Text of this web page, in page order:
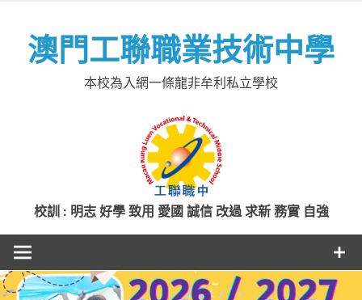
content澳門工聯職業技術中學
本校為入網一條龍非牟利私立學校
校訓 : 明志 好學 致用 愛國 誠信 改過 求新 務實 自強